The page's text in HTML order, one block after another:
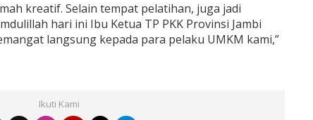
kreatif. Selain tempat pelatihan, juga jadi
hari ini Ibu Ketua TP PKK Provinsi Jambi
langsung kepada para pelaku UMKM kami,”
Ikuti Kami